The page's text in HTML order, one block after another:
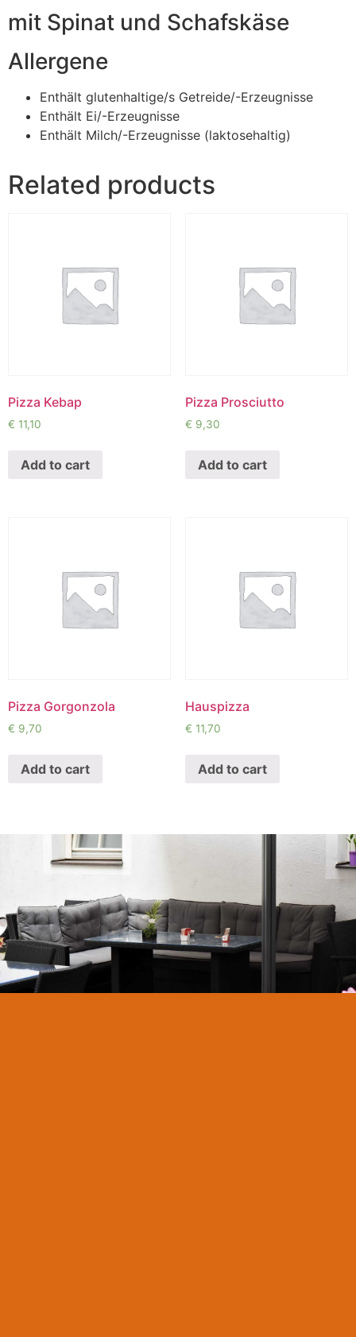
mit Spinat und Schafskäse
Allergene
Enthält glutenhaltige/s Getreide/-Erzeugnisse
Enthält Ei/-Erzeugnisse
Enthält Milch/-Erzeugnisse (laktosehaltig)
Related products
Pizza Kebap
€ 11,10
Add to cart
Pizza Prosciutto
€ 9,30
Add to cart
Pizza Gorgonzola
€ 9,70
Add to cart
Hauspizza
€ 11,70
Add to cart